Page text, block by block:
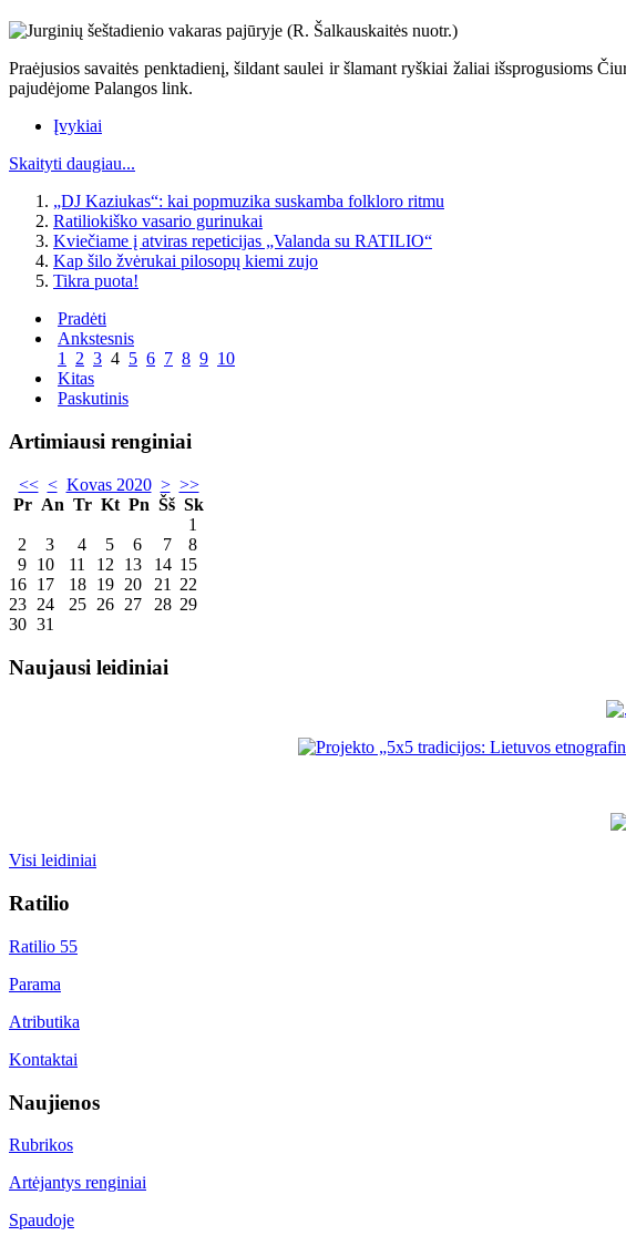
Praėjusios savaitės penktadienį, šildant saulei ir šlamant ryškiai žaliai išsprogusioms
pajudėjome Palangos link.
Įvykiai
Skaityti daugiau...
„DJ Kaziukas“: kai popmuzika suskamba folkloro ritmu
Ratiliokiško vasario gurinukai
Kviečiame į atviras repeticijas „Valanda su RATILIO“
Kap šilo žvėrukai pilosopų kiemi zujo
Tikra puota!
Pradėti
Ankstesnis
1 2 3 4 5 6 7 8 9 10
Kitas
Paskutinis
Artimiausi renginiai
<< < Kovas 2020 > >>
Pr An Tr Kt Pn Šš Sk
1
2
3 4 5 6 7
8
9 10 11 12 13 14 15
16 17 18 19 20 21
22
23 24 25 26 27 28 29
30 31
Naujausi leidiniai
Visi leidiniai
Ratilio
Ratilio 55
Parama
Atributika
Kontaktai
Naujienos
Rubrikos
Artėjantys renginiai
Spaudoje